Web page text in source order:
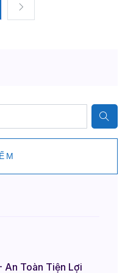
An Toàn Tiện Lợi